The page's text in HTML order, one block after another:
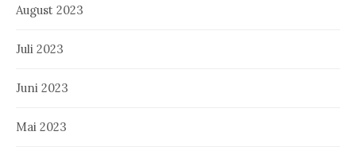
August 2023
Juli 2023
Juni 2023
Mai 2023